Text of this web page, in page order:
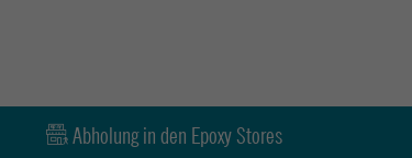
Abholung in den Epoxy Stores